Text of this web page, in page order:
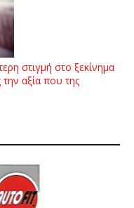
στιγμή στο ξεκίνημα
αξία που της